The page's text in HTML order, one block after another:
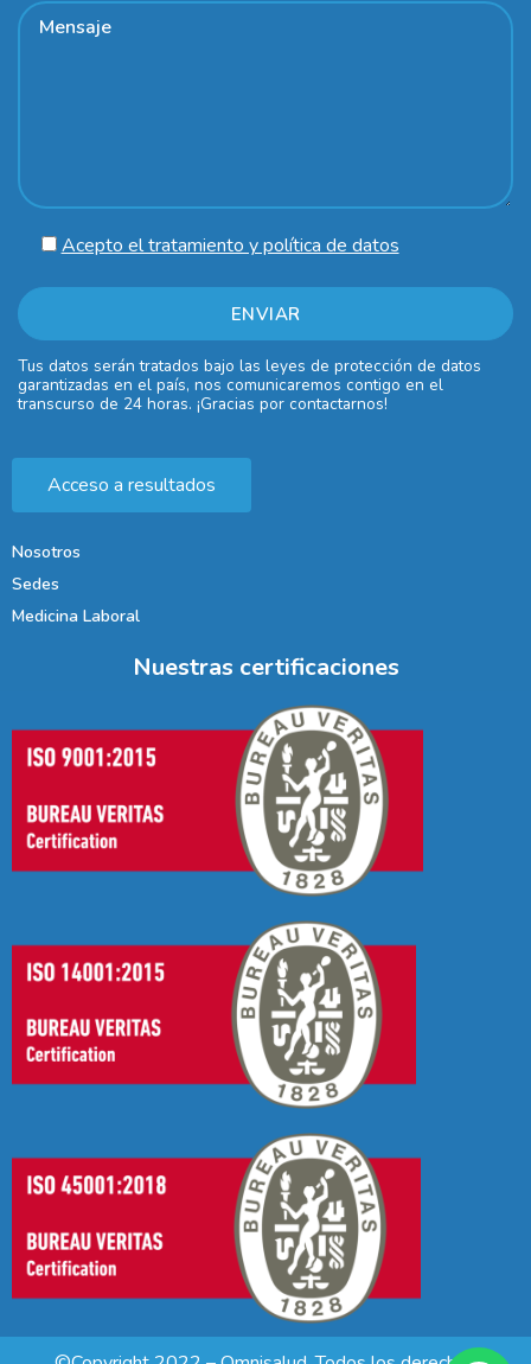
Acepto el tratamiento y política de datos
Tus datos serán tratados bajo las leyes de protección de datos
garantizadas en el país, nos comunicaremos contigo en el
transcurso de 24 horas. ¡Gracias por contactarnos!
Acceso a resultados
Nosotros
Sedes
Medicina Laboral
Nuestras certificaciones